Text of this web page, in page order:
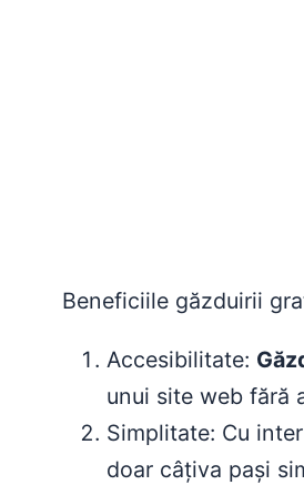
Beneficiile găzduirii
Accesibilitate:
unui site web fără
Simplitate: Cu
doar câțiva pași